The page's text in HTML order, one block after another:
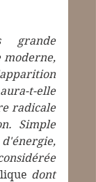
grande
t-elle
radicale
Simple
dont